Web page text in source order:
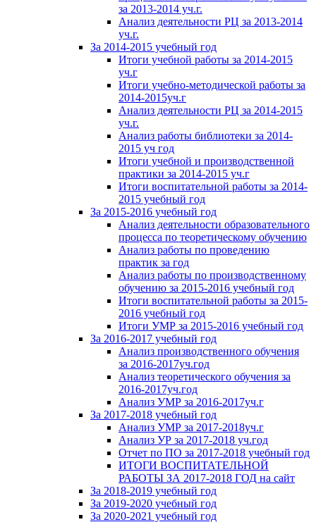
за 2013-2014 уч.г.
Анализ деятельности РЦ за 2013-2014
уч.г.
За 2014-2015 учебный год
Итоги учебной работы за 2014-2015
уч.г
Итоги учебно-методической работы за
2014-2015уч.г
Анализ деятельности РЦ за 2014-2015
уч.г.
Анализ работы библиотеки за 2014-
2015 уч год
Итоги учебной и производственной
практики за 2014-2015 уч.г
Итоги воспитательной работы за 2014-
2015 учебный год
За 2015-2016 учебный год
Анализ деятельности образовательного
процесса по теоретическому обучению
Анализ работы по проведению
практик за год
Анализ работы по производственному
обучению за 2015-2016 учебный год
Итоги воспитательной работы за 2015-
2016 учебный год
Итоги УМР за 2015-2016 учебный год
За 2016-2017 учебный год
Анализ производственного обучения
за 2016-2017уч.год
Анализ теоретического обучения за
2016-2017уч.год
Анализ УМР за 2016-2017уч.г
За 2017-2018 учебный год
Анализ УМР за 2017-2018уч.г
Анализ УР за 2017-2018 уч.год
Отчет по ПО за 2017-2018 учебный год
ИТОГИ ВОСПИТАТЕЛЬНОЙ
РАБОТЫ ЗА 2017-2018 ГОД на сайт
За 2018-2019 учебный год
За 2019-2020 учебный год
За 2020-2021 учебный год